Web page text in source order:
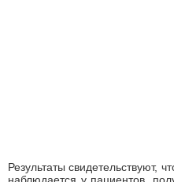
Результаты свидетельствуют,